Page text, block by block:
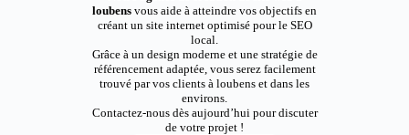
loubens vous aide à atteindre vos objectifs en
créant un site internet optimisé pour le SEO
local.
Grâce à un design moderne et une stratégie de
référencement adaptée, vous serez facilement
trouvé par vos clients à loubens et dans les
environs.
Contactez-nous dès aujourd’hui pour discuter
de votre projet !